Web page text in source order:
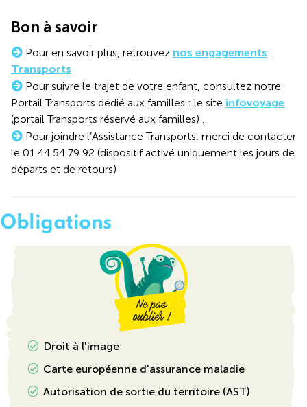
Bon à savoir
Pour en savoir plus, retrouvez nos engagements
Transports
Pour suivre le trajet de votre enfant, consultez notre
Portail Transports dédié aux familles : le site infovoyage
(portail Transports réservé aux familles) .
Pour joindre l’Assistance Transports, merci de contacter
le 01 44 54 79 92 (dispositif activé uniquement les jours de
départs et de retours)
Obligations
Droit à l'image
Carte européenne d'assurance maladie
Autorisation de sortie du territoire (AST)